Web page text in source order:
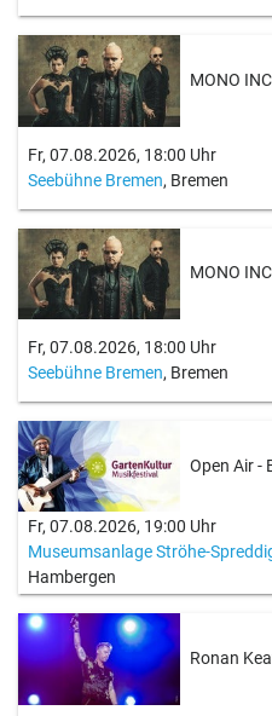
MONO
Fr, 07.08.2026, 18:00 Uhr
Seebühne Bremen, Bremen
MONO
Fr, 07.08.2026, 18:00 Uhr
Seebühne Bremen, Bremen
Open Air -
Fr, 07.08.2026, 19:00 Uhr
Museumsanlage Ströhe-
Hambergen
Ronan